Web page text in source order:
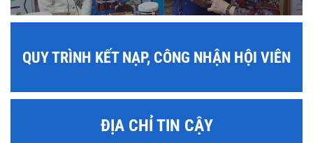
QUY TRÌNH KẾT NẠP, CÔNG NHẬN HỘI VIÊN
ĐỊA CHỈ TIN CẬY